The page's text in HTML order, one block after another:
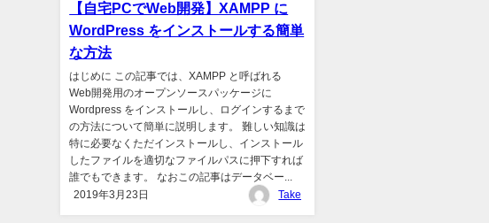
【自宅PCでWeb開発】XAMPP に
WordPress をインストールする簡単
な方法
はじめに この記事では、XAMPP と呼ばれる
Web開発用のオープンソースパッケージに
Wordpress をインストールし、ログインするまで
の方法について簡単に説明します。 難しい知識は
特に必要なくただインストールし、インストール
したファイルを適切なファイルパスに押下すれば
誰でもできます。 なおこの記事はデータベー...
2019年3月23日
Take